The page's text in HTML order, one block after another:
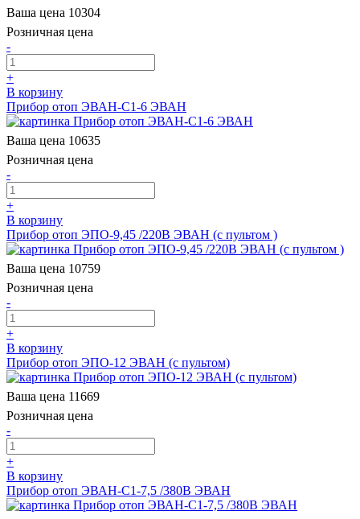
Ваша цена 10304
Розничная цена
-
+
В корзину
Прибор отоп ЭВАН-С1-6 ЭВАН
Ваша цена 10635
Розничная цена
-
+
В корзину
Прибор отоп ЭПО-9,45 /220В ЭВАН (с пультом )
Ваша цена 10759
Розничная цена
-
+
В корзину
Прибор отоп ЭПО-12 ЭВАН (с пультом)
Ваша цена 11669
Розничная цена
-
+
В корзину
Прибор отоп ЭВАН-С1-7,5 /380В ЭВАН